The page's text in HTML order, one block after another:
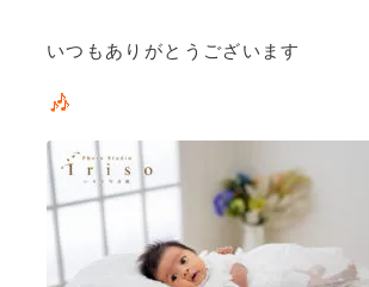
いつもありがとうございます